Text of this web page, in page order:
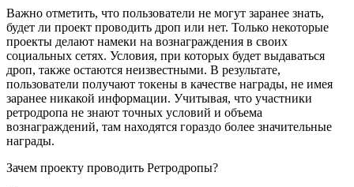
Важно отметить, что пользователи не могут заранее знать,
будет ли проект проводить дроп или нет. Только некоторые
проекты делают намеки на вознаграждения в своих
социальных сетях. Условия, при которых будет выдаваться
дроп, также остаются неизвестными. В результате,
пользователи получают токены в качестве награды, не имея
заранее никакой информации. Учитывая, что участники
ретродропа не знают точных условий и объема
вознаграждений, там находятся гораздо более значительные
награды.
Зачем проекту проводить Ретродропы?